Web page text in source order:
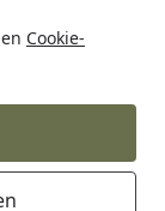
Cookie-
Wuchtwellen
14 mm